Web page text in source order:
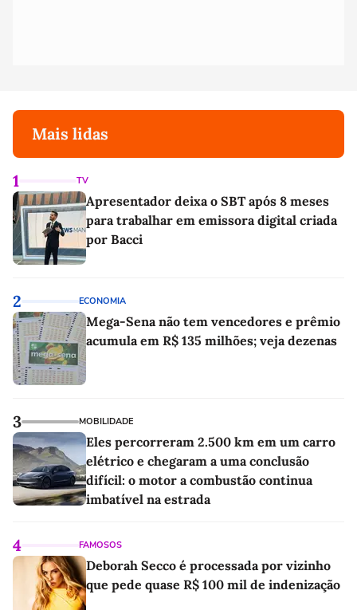
Mais lidas
1 TV
Apresentador deixa o SBT após 8 meses
para trabalhar em emissora digital criada
por Bacci
2 ECONOMIA
Mega-Sena não tem vencedores e prêmio
acumula em R$ 135 milhões; veja dezenas
3 MOBILIDADE
Eles percorreram 2.500 km em um carro
elétrico e chegaram a uma conclusão
difícil: o motor a combustão continua
imbatível na estrada
4 FAMOSOS
Deborah Secco é processada por vizinho
que pede quase R$ 100 mil de indenização